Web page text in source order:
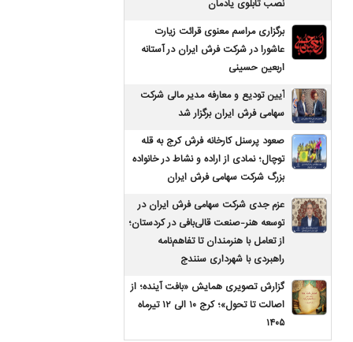
نصب تابلوی یادمان
برگزاری مراسم معنوی قرائت زیارت
عاشورا در شرکت فرش ایران در آستانه
اربعین حسینی
آیین تودیع و معارفه مدیر مالی شرکت
سهامی فرش ایران برگزار شد
صعود پرسنل کارخانه فرش کرج به قله
توچال؛ نمادی از اراده و نشاط در خانواده
بزرگ شرکت سهامی فرش ایران
عزم جدی شرکت سهامی فرش ایران در
توسعه هنر-صنعت قالی‌بافی در کردستان؛
از تعامل با هنرمندان تا تفاهم‌نامه
راهبردی با شهرداری سنندج
گزارش تصویری همایش «بافت آینده؛ از
اصالت تا تحول»؛ کرج ۱۰ الی ۱۲ تیرماه
۱۴۰۵